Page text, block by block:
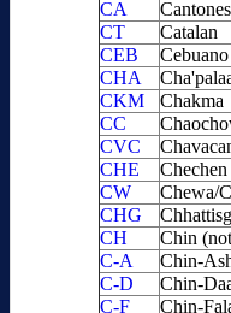
CA
CT
Catalan
CEB
Cebuano
CHA
CKM
Chakma
CC
CVC
CHE
Chechen
CW
Chewa/
CHG
CH
Chin
C-A
Chin-
C-D
Chin-
C-F
Chin-